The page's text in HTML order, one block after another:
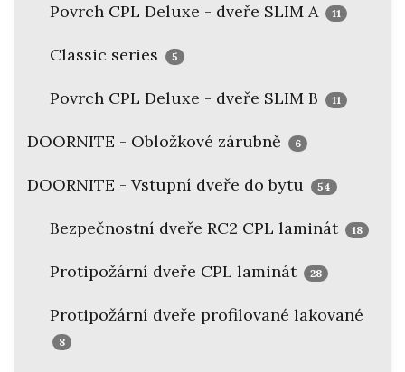
Povrch CPL Deluxe - dveře SLIM A 11
Classic series 5
Povrch CPL Deluxe - dveře SLIM B 11
DOORNITE - Obložkové zárubně 6
DOORNITE - Vstupní dveře do bytu 54
Bezpečnostní dveře RC2 CPL laminát 18
Protipožární dveře CPL laminát 28
Protipožární dveře profilované lakované
8